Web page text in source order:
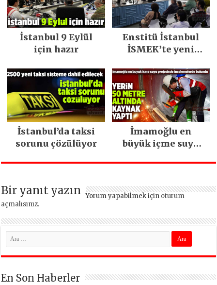
İstanbul 9 Eylül
için hazır
Enstitü İstanbul
İSMEK’te yeni
başlıyor
İstanbul’da taksi
sorunu çözülüyor
İmamoğlu en
büyük içme suyu
Bir yanıt yazın Yorum yapabilmek için oturum
açmalısınız.
En Son Haberler